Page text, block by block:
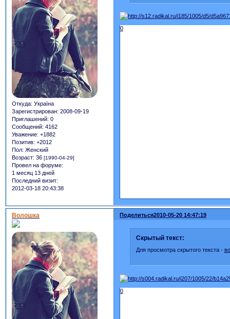
Откуда: Україна
Зарегистрирован: 2008-09-19
Приглашений: 0
Сообщений: 4162
Уважение: +1882
Позитив: +2012
Пол: Женский
Возраст: 36 [1990-04-29]
Провел на форуме:
1 месяц 13 дней
Последний визит:
2012-03-18 20:43:38
0
Поделиться2010-05-20 14:47:19
Волошка
Скрытый текст:
Для просмотра скрытого текста -
0